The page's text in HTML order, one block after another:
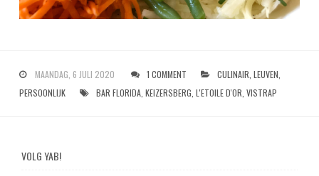
MAANDAG, 6 JULI 2020 1 COMMENT CULINAIR LEUVEN
PERSOONLIJK
BAR FLORIDA, KEIZERSBERG L'ETOILE D'OR VISTRAP
VOLG YAB!